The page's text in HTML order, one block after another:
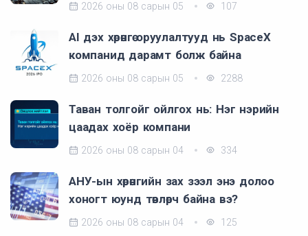
2026 оны 08 сарын 05 107
AI дэх хөрөнгө оруулалтууд нь SpaceX
компанид дарамт болж байна
2026 оны 08 сарын 05 2288
Таван толгойг ойлгох нь: Нэг нэрийн
цаадах хоёр компани
2026 оны 08 сарын 04 334
АНУ-ын хөрөнгийн зах зээл энэ долоо
хоногт юунд төвлөрч байна вэ?
2026 оны 08 сарын 04 125